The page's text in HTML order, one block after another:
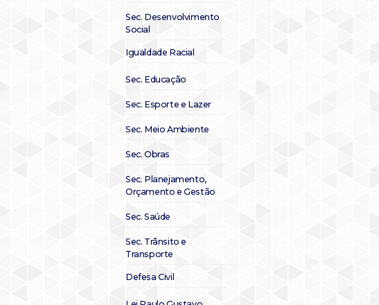
Sec. Desenvolvimento
Social
Igualdade Racial
Sec. Educação
Sec. Esporte e Lazer
Sec. Meio Ambiente
Sec. Obras
Sec. Planejamento,
Orçamento e Gestão
Sec. Saúde
Sec. Trânsito e
Transporte
Defesa Civil